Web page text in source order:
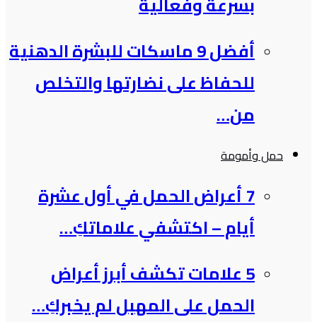
أفضل 9 ماسكات للبشرة الدهنية
للحفاظ على نضارتها والتخلص
من…
حمل وأمومة
7 أعراض الحمل في أول عشرة
أيام – اكتشفي علاماتكِ…
5 علامات تكشف أبرز أعراض
الحمل على المهبل لم يخبركِ…